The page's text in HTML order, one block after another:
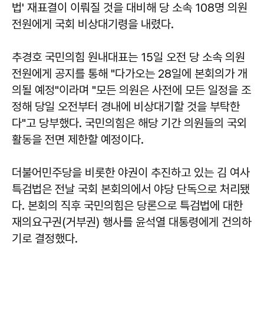
법' 재표결이 이뤄질 것을 대비해 당 소속 108명 의원
전원에게 국회 비상대기령을 내렸다.
추경호 국민의힘 원내대표는 15일 오전 당 소속 의원
전원에게 공지를 통해 "다가오는 28일에 본회의가 개
의될 예정"이라며 "모든 의원은 사전에 모든 일정을 조
정해 당일 오전부터 경내에 비상대기할 것을 부탁한
다"고 당부했다. 국민의힘은 해당 기간 의원들의 국외
활동을 전면 제한할 예정이다.
더불어민주당을 비롯한 야권이 추진하고 있는 김 여사
특검법은 전날 국회 본회의에서 야당 단독으로 처리됐
다. 본회의 직후 국민의힘은 당론으로 특검법에 대한
재의요구권(거부권) 행사를 윤석열 대통령에게 건의하
기로 결정했다.